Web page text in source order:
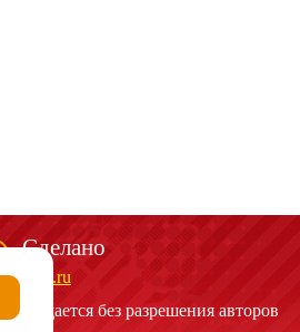
Сделано
biga.ru
запрещается без разрешения авторов